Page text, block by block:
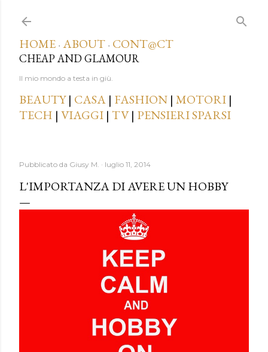
HOME · ABOUT · CONT@CT
CHEAP AND GLAMOUR
Il mio mondo a testa in giù.
BEAUTY| CASA | FASHION | MOTORI |
TECH | VIAGGI | TV| PENSIERI SPARSI
Pubblicato da Giusy M. luglio 11, 2014
L'IMPORTANZA DI AVERE UN HOBBY